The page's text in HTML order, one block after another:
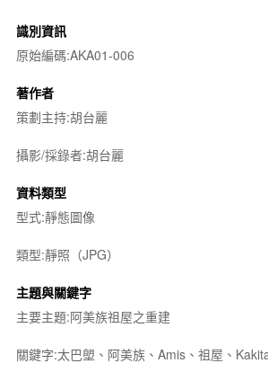
識別資訊
原始編碼:AKA01-006
著作者
策劃主持:胡台麗
攝影/採錄者:胡台麗
資料類型
型式:靜態圖像
類型:靜照（JPG）
主題與關鍵字
主要主題:阿美族祖屋之重建
關鍵字:太巴塱、阿美族、Amis、祖屋、